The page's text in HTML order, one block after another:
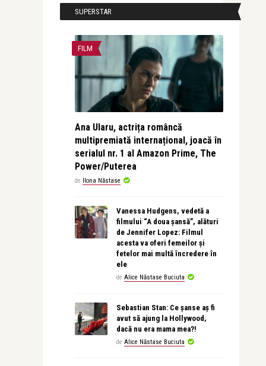
SUPERSTAR
FILM
Ana Ularu, actrița româncă
multipremiată internațional, joacă în
serialul nr. 1 al Amazon Prime, The
Power/Puterea
de Ilona Năstase
Vanessa Hudgens, vedetă a
filmului “A doua șansă”, alături
de Jennifer Lopez: Filmul
acesta va oferi femeilor și
fetelor mai multă încredere în
ele
de Alice Năstase Buciuta
Sebastian Stan: Ce șanse aș fi
avut să ajung la Hollywood,
dacă nu era mama mea?!
de Alice Năstase Buciuta